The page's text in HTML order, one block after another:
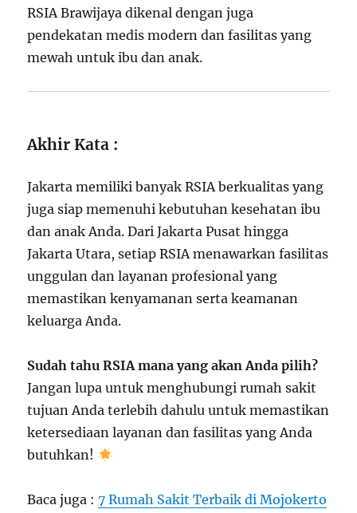
RSIA Brawijaya dikenal dengan juga
pendekatan medis modern dan fasilitas yang
mewah untuk ibu dan anak.
Akhir Kata :
Jakarta memiliki banyak RSIA berkualitas yang
juga siap memenuhi kebutuhan kesehatan ibu
dan anak Anda. Dari Jakarta Pusat hingga
Jakarta Utara, setiap RSIA menawarkan fasilitas
unggulan dan layanan profesional yang
memastikan kenyamanan serta keamanan
keluarga Anda.
Sudah tahu RSIA mana yang akan Anda pilih?
Jangan lupa untuk menghubungi rumah sakit
tujuan Anda terlebih dahulu untuk memastikan
ketersediaan layanan dan fasilitas yang Anda
butuhkan!
Baca juga :7 Rumah Sakit Terbaik di Mojokerto